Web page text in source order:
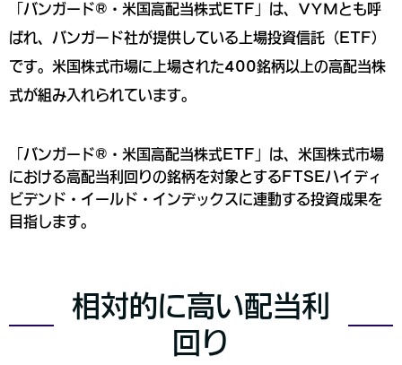
「バンガード®・米国高配当株式ETF」は、VYMとも呼
ばれ、バンガード社が提供している上場投資信託（ETF）
です。米国株式市場に上場された400銘柄以上の高配当株
式が組み入れられています。
「バンガード®・米国高配当株式ETF」は、米国株式市場
における高配当利回りの銘柄を対象とするFTSEハイディ
ビデンド・イールド・インデックスに連動する投資成果を
目指します。
相対的に高い配当利
回り